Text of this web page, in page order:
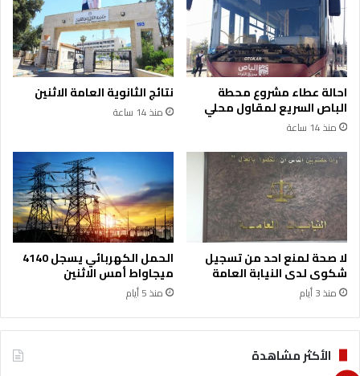
احالة عطاء مشروع محطة
الباص السريع لمقاول محلي
منذ 14 ساعة
نتائج الثانوية العامة الاثنين
منذ 14 ساعة
لا صحة لمنع احد من تسجيل
شكوى لدى النيابة العامة
منذ 3 أيام
الحمل الكهربائي يسجل 4140
ميجاواط أمس الاثنين
منذ 5 أيام
الأكثر مشاهدة